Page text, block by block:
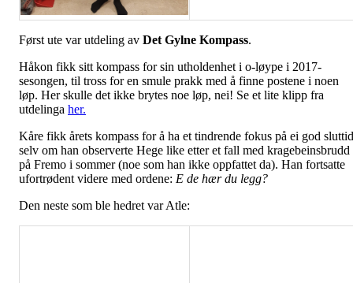
Først ute var utdeling av Det Gylne Kompass.
Håkon fikk sitt kompass for sin utholdenhet i o-løype i 2017-
sesongen, til tross for en smule prakk med å finne postene i noen
løp. Her skulle det ikke brytes noe løp, nei! Se et lite klipp fra
utdelinga her.
Kåre fikk årets kompass for å ha et tindrende fokus på ei god sluttid
selv om han observerte Hege like etter et fall med kragebeinsbrudd
på Fremo i sommer (noe som han ikke oppfattet da). Han fortsatte
ufortrødent videre med ordene: E de hær du legg?
Den neste som ble hedret var Atle: